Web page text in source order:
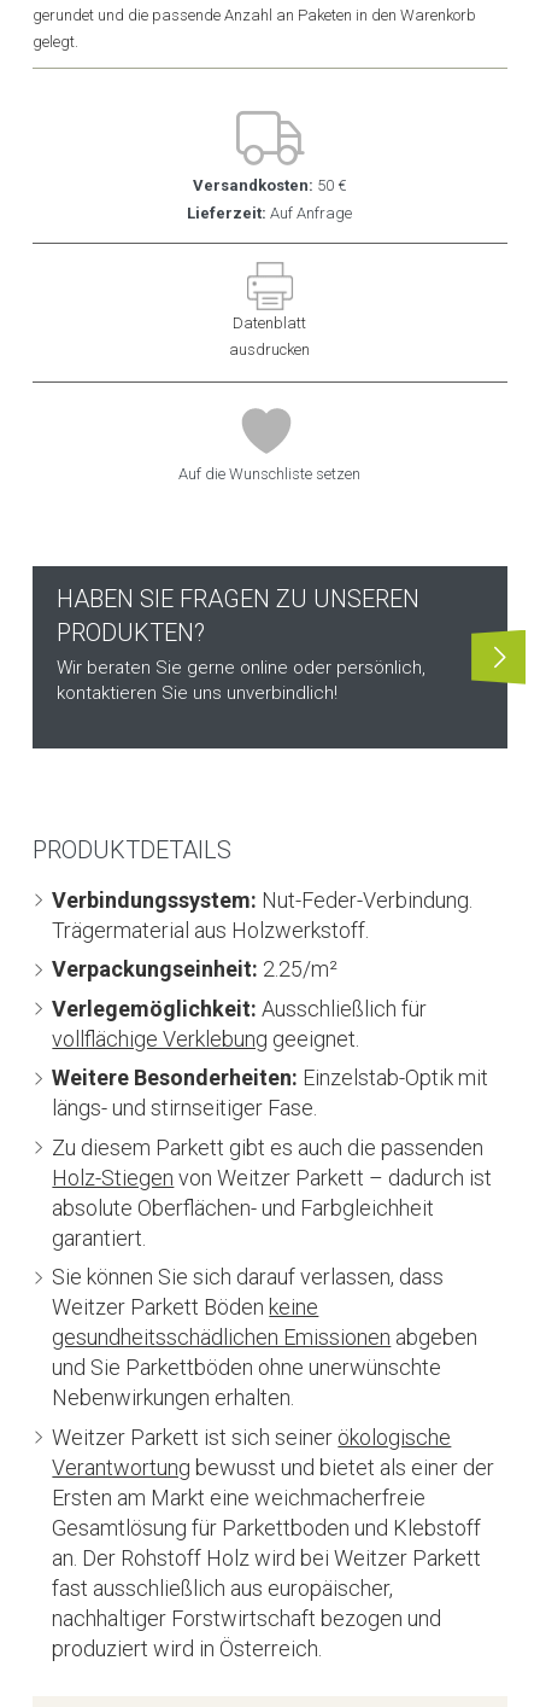
gerundet und die passende Anzahl an Paketen in den Warenkorb
gelegt.
Versandkosten: 50 €
Lieferzeit: Auf Anfrage
Datenblatt
ausdrucken
Auf die Wunschliste setzen
HABEN SIE FRAGEN ZU UNSEREN
PRODUKTEN?
Wir beraten Sie gerne online oder persönlich,
kontaktieren Sie uns unverbindlich!
PRODUKTDETAILS
Verbindungssystem: Nut-Feder-Verbindung.
Trägermaterial aus Holzwerkstoff.
Verpackungseinheit: 2.25/m²
Verlegemöglichkeit: Ausschließlich für
vollflächige Verklebung geeignet.
Weitere Besonderheiten: Einzelstab-Optik mit
längs- und stirnseitiger Fase.
Zu diesem Parkett gibt es auch die passenden
Holz-Stiegen von Weitzer Parkett – dadurch ist
absolute Oberflächen- und Farbgleichheit
garantiert.
Sie können Sie sich darauf verlassen, dass
Weitzer Parkett Böden keine
gesundheitsschädlichen Emissionen abgeben
und Sie Parkettböden ohne unerwünschte
Nebenwirkungen erhalten.
Weitzer Parkett ist sich seiner ökologische
Verantwortung bewusst und bietet als einer der
Ersten am Markt eine weichmacherfreie
Gesamtlösung für Parkettboden und Klebstoff
an. Der Rohstoff Holz wird bei Weitzer Parkett
fast ausschließlich aus europäischer,
nachhaltiger Forstwirtschaft bezogen und
produziert wird in Österreich.